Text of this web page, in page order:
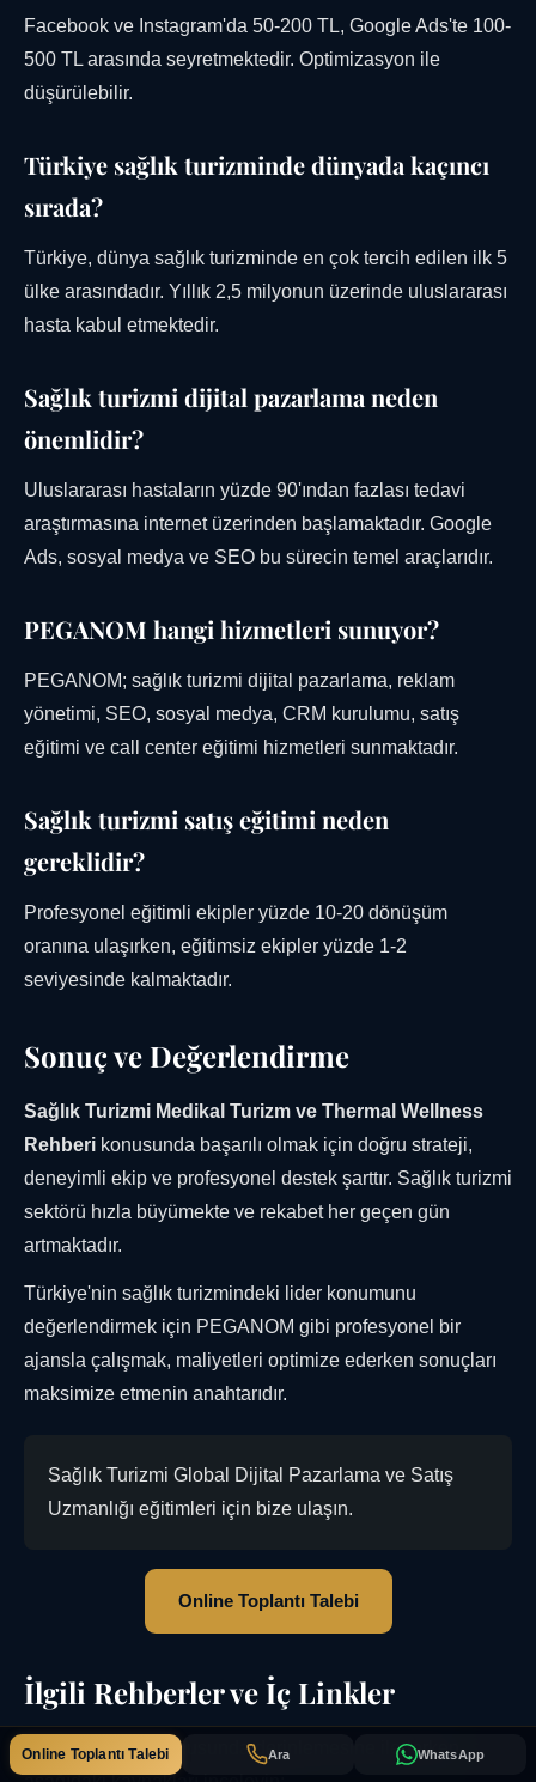
Facebook ve Instagram'da 50-200 TL, Google Ads'te 100-
500 TL arasında seyretmektedir. Optimizasyon ile
düşürülebilir.
Türkiye sağlık turizminde dünyada kaçıncı
sırada?
Türkiye, dünya sağlık turizminde en çok tercih edilen ilk 5
ülke arasındadır. Yıllık 2,5 milyonun üzerinde uluslararası
hasta kabul etmektedir.
Sağlık turizmi dijital pazarlama neden
önemlidir?
Uluslararası hastaların yüzde 90'ından fazlası tedavi
araştırmasına internet üzerinden başlamaktadır. Google
Ads, sosyal medya ve SEO bu sürecin temel araçlarıdır.
PEGANOM hangi hizmetleri sunuyor?
PEGANOM; sağlık turizmi dijital pazarlama, reklam
yönetimi, SEO, sosyal medya, CRM kurulumu, satış
eğitimi ve call center eğitimi hizmetleri sunmaktadır.
Sağlık turizmi satış eğitimi neden
gereklidir?
Profesyonel eğitimli ekipler yüzde 10-20 dönüşüm
oranına ulaşırken, eğitimsiz ekipler yüzde 1-2
seviyesinde kalmaktadır.
Sonuç ve Değerlendirme
Sağlık Turizmi Medikal Turizm ve Thermal Wellness
Rehberi konusunda başarılı olmak için doğru strateji,
deneyimli ekip ve profesyonel destek şarttır. Sağlık turizmi
sektörü hızla büyümekte ve rekabet her geçen gün
artmaktadır.
Türkiye'nin sağlık turizmindeki lider konumunu
değerlendirmek için PEGANOM gibi profesyonel bir
ajansla çalışmak, maliyetleri optimize ederken sonuçları
maksimize etmenin anahtarıdır.
Sağlık Turizmi Global Dijital Pazarlama ve Satış
Uzmanlığı eğitimleri için bize ulaşın.
Online Toplantı Talebi
İlgili Rehberler ve İç Linkler
Sağlık Turizmikonusunda derinlemesine ilerlerken
Ara WhatsApp
Online Toplantı Talebi